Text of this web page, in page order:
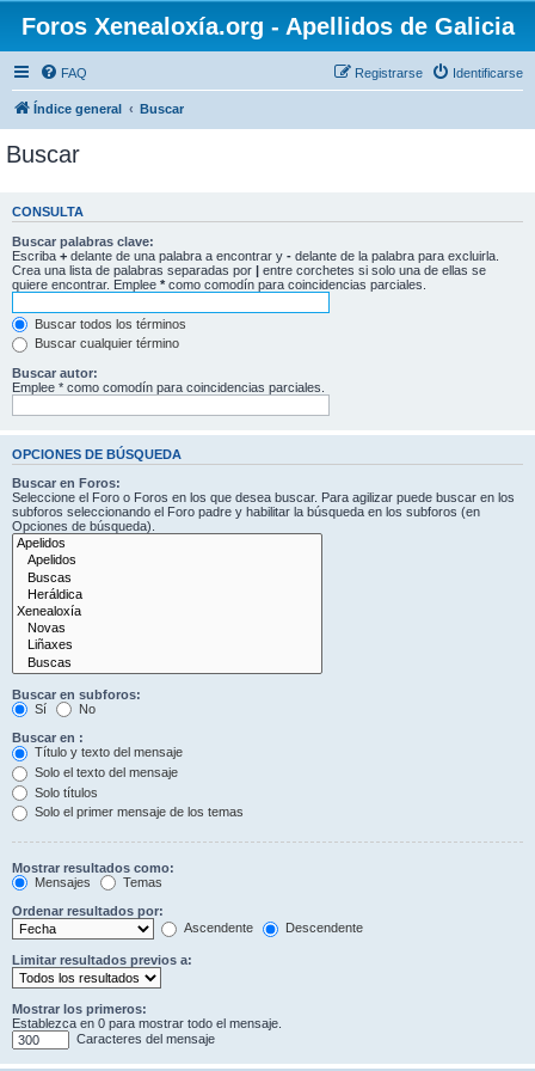
Foros Xenealoxía.org - Apellidos de Galicia
FAQ Identificarse
Registrarse
Índice general Buscar
Buscar
CONSULTA
Buscar palabras clave:
Escriba + delante de una palabra a encontrar y - delante de la palabra para excluirla.
Crea una lista de palabras separadas por | entre corchetes si solo una de ellas se
quiere encontrar. Emplee * como comodín para coincidencias parciales.
Buscar todos los términos
Buscar cualquier término
Buscar autor:
Emplee * como comodín para coincidencias parciales.
OPCIONES DE BÚSQUEDA
Buscar en Foros:
Seleccione el Foro o Foros en los que desea buscar. Para agilizar puede buscar en los
subforos seleccionando el Foro padre y habilitar la búsqueda en los subforos (en
Opciones de búsqueda).
Buscar en subforos:
Sí
No
Buscar en :
Título y texto del mensaje
Solo el texto del mensaje
Solo títulos
Solo el primer mensaje de los temas
Mostrar resultados como:
Mensajes
Temas
Ordenar resultados por:
Ascendente
Descendente
Limitar resultados previos a:
Mostrar los primeros:
Establezca en 0 para mostrar todo el mensaje.
Caracteres del mensaje